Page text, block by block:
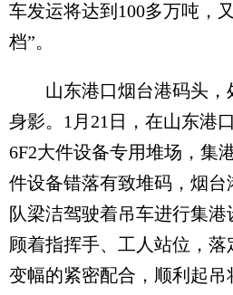
车发运将达到100多万吨，
档”。
山东港口烟台港码头，
身影。1月21日，在山东港
6F2大件设备专用堆场，集
件设备错落有致堆码，烟
队梁洁驾驶着吊车进行集
顾着指挥手、工人站位，
变幅的紧密配合，顺利起吊